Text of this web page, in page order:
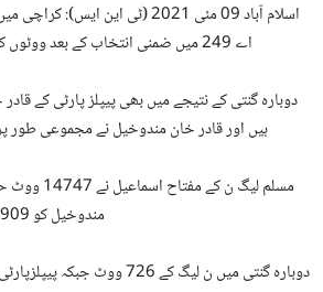
اسلام آباد 09 مئی 2021 (ٹی این
اے 249 میں ضمنی انتخاب کے بعد ووٹوں کی دوبارہ گنتی مکمل ہوگئی۔
دوبارہ گنتی کے نتیجے میں بھی پیپلز پارٹی کے
ہیں اور قادر خان مندوخیل نے مجموعی طور پر 15656 ووٹ حاصل
مسلم لیگ ن
مندوخیل کو 909 ووٹوں کی برتری حاصل ہے۔
دوبارہ گنتی میں ن لیگ کے 726 ووٹ جبکہ پیپلزپارٹی کے 500 ووٹ مسترد ہوئے۔